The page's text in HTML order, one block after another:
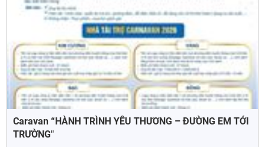
Caravan “HÀNH TRÌNH YÊU THƯƠNG – ĐƯỜNG EM TỚI
TRƯỜNG"